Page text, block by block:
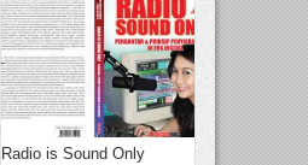
Radio is Sound Only